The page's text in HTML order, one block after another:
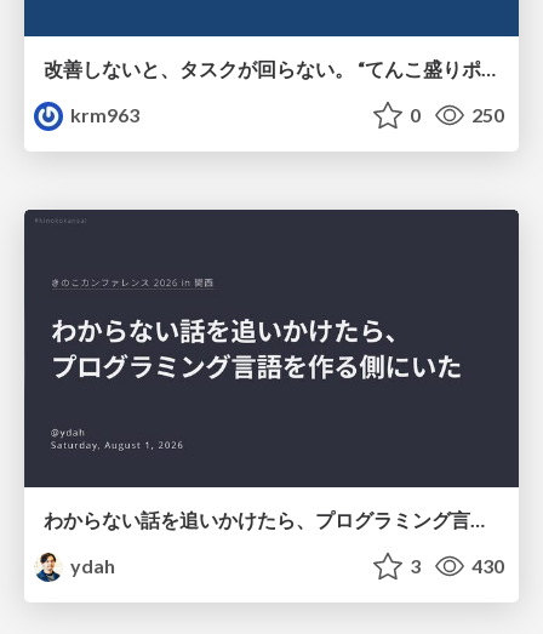
krm963
0 250
わからない話を追いかけたら、プログラミング言語を作る側にいた
ydah
3 430